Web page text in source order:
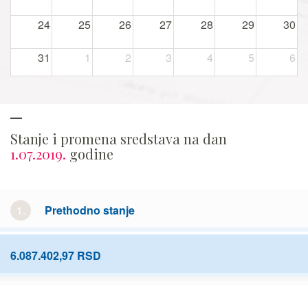
24 25 26 27 28 29 30
31 1 2 3 4 5 6
Stanje i promena sredstava na dan
1.07.2019. godine
1. Prethodno stanje
6.087.402,97 RSD